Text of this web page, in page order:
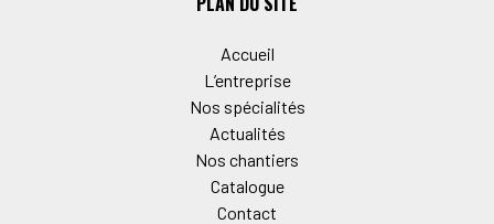
Accueil
L’entreprise
Nos spécialités
Actualités
Nos chantiers
Catalogue
Contact